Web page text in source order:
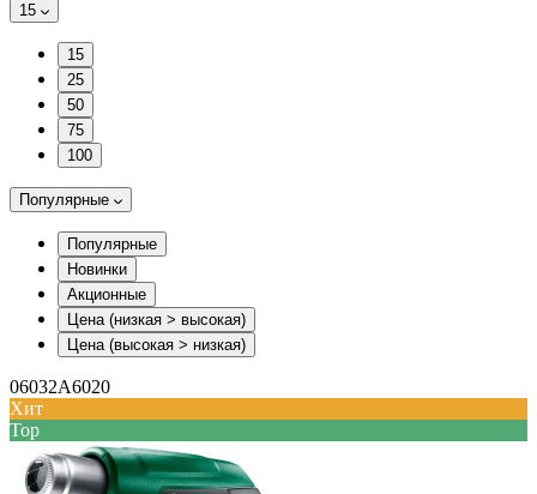
15
15
25
50
75
100
Популярные
Популярные
Новинки
Акционные
Цена (низкая > высокая)
Цена (высокая > низкая)
06032A6020
Хит
Top